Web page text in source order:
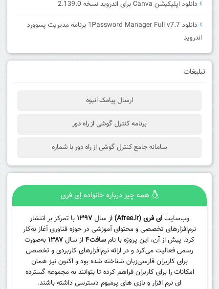
دانلود اپلیکیشن Canva برای اندروید نسخه 2.139.0
دانلود 1Password Manager Full v7.7 برنامه مدیریت پسوورد
اندروید
تبلیغات
ارسال پیامک انبوه
برنامه کنترل گوشی از راه دور
سامانه جامع کنترل گوشی از راه دور با شماره
همه چیز درباره خانواده اِی فری
وب‌سایتای فری (Afree.ir) از سال۱۳۹۷ با تمرکز بر انتشار
نرم‌افزارهای تخصصی و محتوای آموزشی در حوزه فناوری آغاز به‌کار
کرد. پیش از آن، این پروژه با نامسافت۴ از سال۱۳۸۷ به‌صورت
رسمی فعالیت می‌کرد و در ارائه نرم‌افزارهای کاربردی و تخصصی
برای کاربران فارسی‌زبان شناخته شده بود و اکنون نیز همان
امکانات را برای کاربران فراهم کرده تا بتوانند به مجموعه گسترده
ای نرم افزار و بازی های پرمیوم دسترسی داشته باشند.